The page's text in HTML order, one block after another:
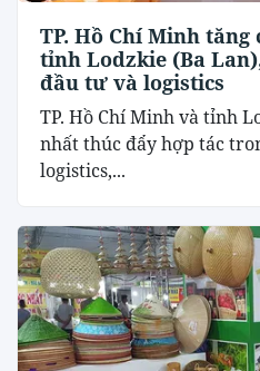
TP. Hồ Chí Minh
tỉnh Lodzkie (Ba
đầu tư và logistics
TP. Hồ Chí Minh và tỉnh
nhất thúc đẩy hợp tác
logistics,...